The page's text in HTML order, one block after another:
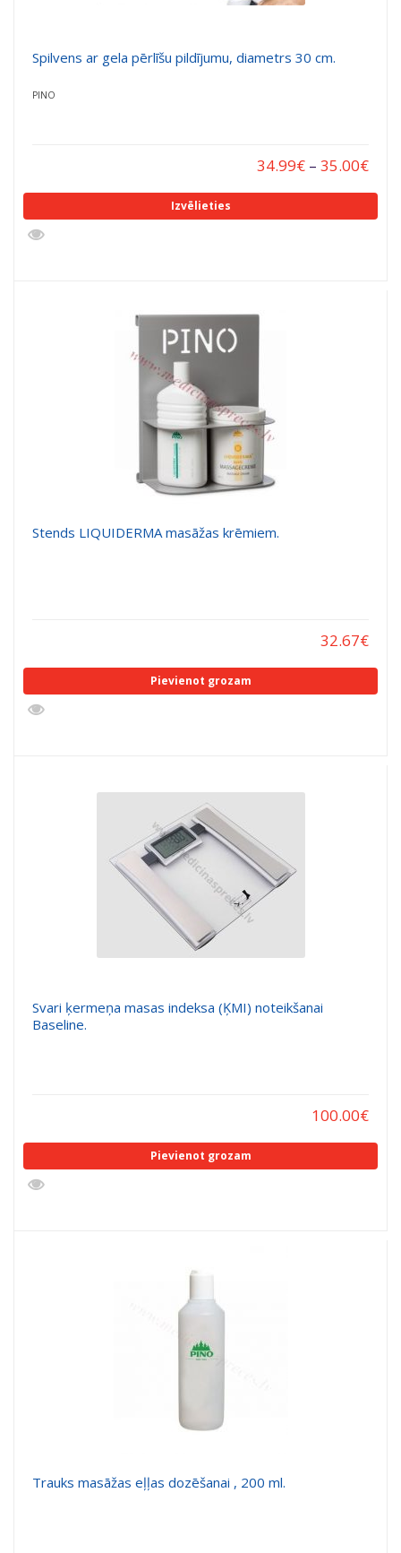
Spilvens ar gela pērlīšu pildījumu, diametrs 30 cm.
PINO
34.99€ – 35.00€
Izvēlieties
Stends LIQUIDERMA masāžas krēmiem.
32.67€
Pievienot grozam
Svari ķermeņa masas indeksa (ĶMI) noteikšanai
Baseline.
100.00€
Pievienot grozam
Trauks masāžas eļļas dozēšanai , 200 ml.